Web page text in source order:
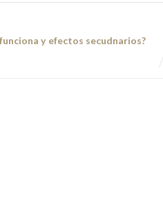
y efectos secudnarios?